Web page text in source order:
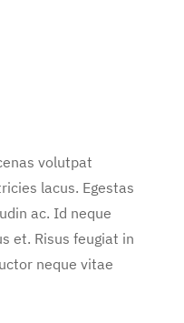
volutpat
lacus. Egestas
ac. Id neque
et. Risus feugiat in
neque vitae